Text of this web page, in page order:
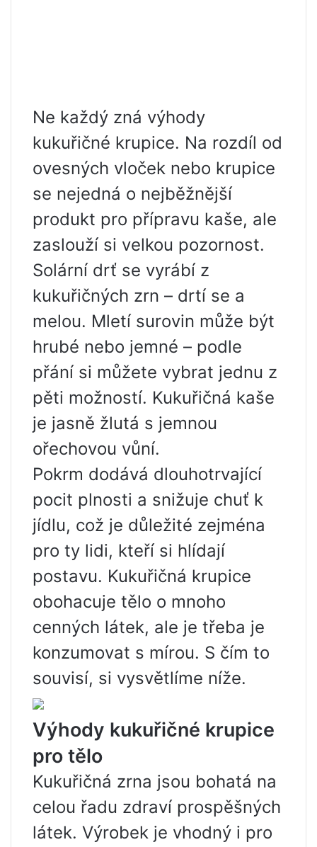
Ne každý zná výhody
kukuřičné krupice. Na rozdíl od
ovesných vloček nebo krupice
se nejedná o nejběžnější
produkt pro přípravu kaše, ale
zaslouží si velkou pozornost.
Solární drť se vyrábí z
kukuřičných zrn – drtí se a
melou. Mletí surovin může být
hrubé nebo jemné – podle
přání si můžete vybrat jednu z
pěti možností. Kukuřičná kaše
je jasně žlutá s jemnou
ořechovou vůní.
Pokrm dodává dlouhotrvající
pocit plnosti a snižuje chuť k
jídlu, což je důležité zejména
pro ty lidi, kteří si hlídají
postavu. Kukuřičná krupice
obohacuje tělo o mnoho
cenných látek, ale je třeba je
konzumovat s mírou. S čím to
souvisí, si vysvětlíme níže.
Výhody kukuřičné krupice
pro tělo
Kukuřičná zrna jsou bohatá na
celou řadu zdraví prospěšných
látek. Výrobek je vhodný i pro